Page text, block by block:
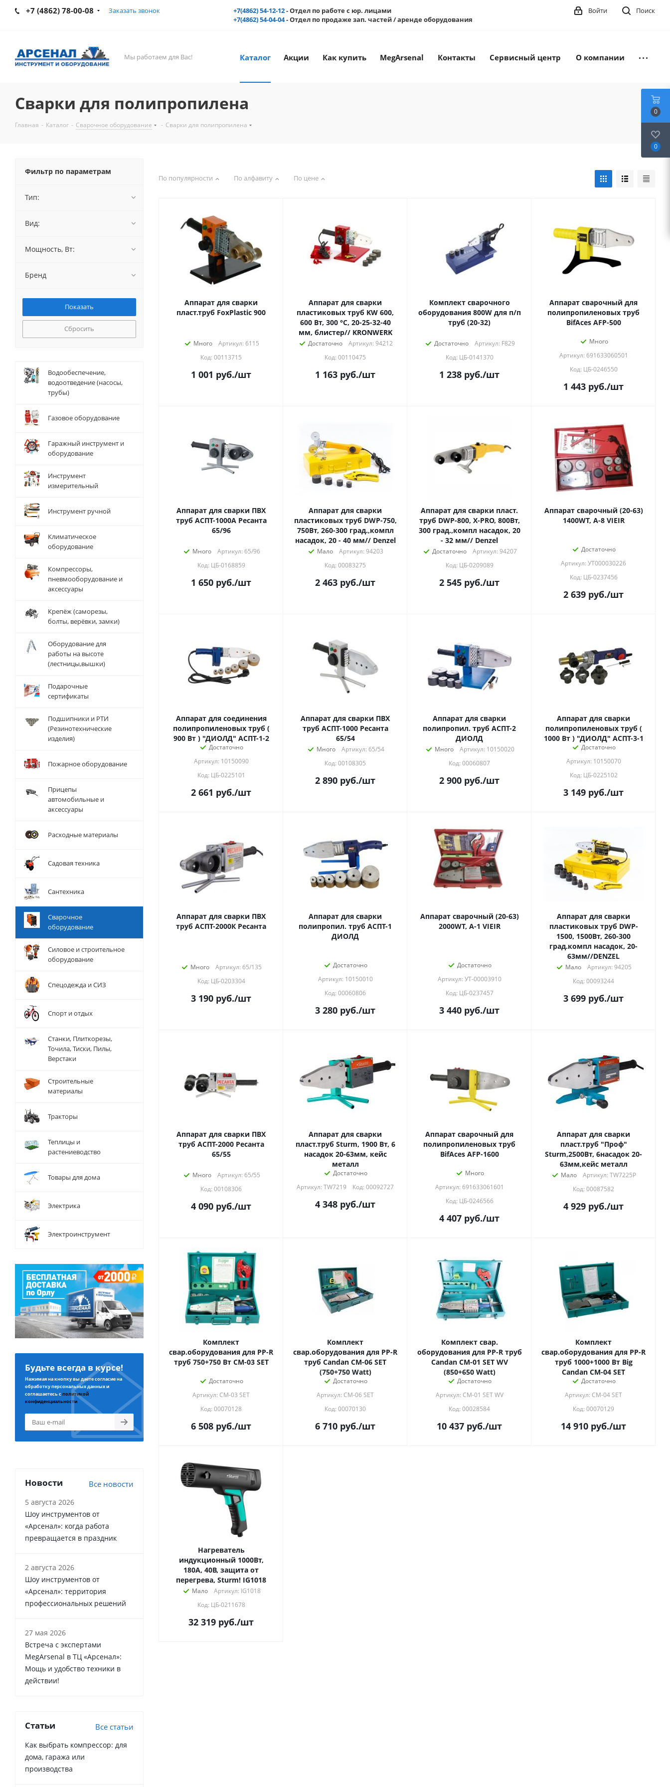
+7 (4862) 78-00-08 Заказать звонок +7(4862) 54-12-12- Отдел по работе с юр. лицами
+7(4862) 54-04-04- Отдел по продаже зап. частей / аренде оборудования
Поиск
Войти
Мы работаем для Вас! Каталог Акции Как купить MegArsenal Контакты Сервисный центр О компании
Сварки для полипропилена
Главная - Каталог - Сварочное оборудование - Сварки для полипропилена
По популярности По алфавиту По цене
Аппарат для сварки
пласт.труб FoxPlastic 900
Много
Артикул: 6115
Код: 00113715
1 001 руб./шт
Аппарат для сварки
пластиковых труб KW 600,
600 Вт, 300 °C, 20-25-32-40
мм, блистер// KRONWERK
Достаточно
Артикул: 94212
Код: 00110475
1 163 руб./шт
Комплект сварочного
оборудования 800W для п/п
труб (20-32)
Достаточно
Артикул: F829
Код: ЦБ-0141370
1 238 руб./шт
Аппарат сварочный для
полипропиленовых труб
BifAces AFP-500
Много
Артикул: 691633060501
Код: ЦБ-0246550
1 443 руб./шт
Аппарат для сварки ПВХ
труб АСПТ-1000А Ресанта
65/96
Много
Артикул: 65/96
Код: ЦБ-0168859
1 650 руб./шт
Аппарат для сварки
пластиковых труб DWP-750,
750Вт, 260-300 град.,компл
насадок, 20 - 40 мм// Denzel
Мало
Артикул: 94203
Код: 00083275
2 463 руб./шт
Аппарат для сварки пласт.
труб DWP-800, Х-PRO, 800Вт,
300 град.,компл насадок, 20
- 32 мм// Denzel
Достаточно
Артикул: 94207
Код: ЦБ-0209089
2 545 руб./шт
Аппарат сварочный (20-63)
1400WT, А-8 VIEIR
Достаточно
Артикул: УТ000030226
Код: ЦБ-0237456
2 639 руб./шт
Аппарат для соединения
полипропиленовых труб (
900 Вт ) "ДИОЛД" АСПТ-1-2
Достаточно
Артикул: 10150090
Код: ЦБ-0225101
2 661 руб./шт
Аппарат для сварки ПВХ
труб АСПТ-1000 Ресанта
65/54
Много
Артикул: 65/54
Код: 00108305
2 890 руб./шт
Аппарат для сварки
полипропил. труб АСПТ-2
ДИОЛД
Много
Артикул: 10150020
Код: 00060807
2 900 руб./шт
Аппарат для сварки
полипропиленовых труб (
1000 Вт ) "ДИОЛД" АСПТ-3-1
Достаточно
Артикул: 10150070
Код: ЦБ-0225102
3 149 руб./шт
Аппарат для сварки ПВХ
труб АСПТ-2000К Ресанта
Много
Артикул: 65/135
Код: ЦБ-0203304
3 190 руб./шт
Аппарат для сварки
полипропил. труб АСПТ-1
ДИОЛД
Достаточно
Артикул: 10150010
Код: 00060806
3 280 руб./шт
Аппарат сварочный (20-63)
2000WT, А-1 VIEIR
Достаточно
Артикул: УТ-00003910
Код: ЦБ-0237457
3 440 руб./шт
Аппарат для сварки
пластиковых труб DWP-
1500, 1500Вт, 260-300
град.компл насадок, 20-
63мм//DENZEL
Мало
Артикул: 94205
Код: 00093244
3 699 руб./шт
Аппарат для сварки ПВХ
труб АСПТ-2000 Ресанта
65/55
Много
Артикул: 65/55
Код: 00108306
4 090 руб./шт
Аппарат для сварки
пласт.труб Sturm, 1900 Вт, 6
насадок 20-63мм, кейс
металл
Достаточно
Артикул: TW7219
Код: 00092727
4 348 руб./шт
Аппарат сварочный для
полипропиленовых труб
BifAces AFP-1600
Много
Артикул: 691633061601
Код: ЦБ-0246566
4 407 руб./шт
Аппарат для сварки
пласт.труб "Проф"
Sturm,2500Вт, 6насадок 20-
63мм,кейс металл
Мало
Артикул: TW7225P
Код: 00087582
4 929 руб./шт
Комплект
свар.оборудования для PP-R
труб 750+750 Вт CM-03 SET
Достаточно
Артикул: CM-03 SET
Код: 00070128
6 508 руб./шт
Комплект
свар.оборудования для PP-R
труб Candan CM-06 SET
(750+750 Watt)
Достаточно
Артикул: CM-06 SET
Код: 00070130
6 710 руб./шт
Комплект свар.
оборудования для PP-R труб
Candan CM-01 SET WV
(850+650 Watt)
Достаточно
Артикул: CM-01 SET WV
Код: 00028584
10 437 руб./шт
Комплект
свар.оборудования для PP-R
труб 1000+1000 Вт Big
Candan CM-04 SET
Достаточно
Артикул: CM-04 SET
Код: 00070129
14 910 руб./шт
Нагреватель
индукционный 1000Вт,
180А, 40В, защита от
перегрева, Sturm! IG1018
Мало
Артикул: IG1018
Код: ЦБ-0211678
32 319 руб./шт
Фильтр по параметрам
Тип:
Вид:
Мощность, Вт:
Бренд
Сбросить
Водообеспечение,
водоотведение (насосы,
трубы)
Газовое оборудование
Гаражный инструмент и
оборудование
Инструмент
измерительный
Инструмент ручной
Климатическое
оборудование
Компрессоры,
пневмооборудование и
аксессуары
Крепёж (саморезы,
болты, верёвки, замки)
Оборудование для
работы на высоте
(лестницы,вышки)
Подарочные
сертификаты
Подшипники и РТИ
(Резинотехнические
изделия)
Пожарное оборудование
Прицепы
автомобильные и
аксессуары
Расходные материалы
Садовая техника
Сантехника
Сварочное
оборудование
Силовое и строительное
оборудование
Спецодежда и СИЗ
Спорт и отдых
Станки, Плиткорезы,
Точила, Тиски, Пилы,
Верстаки
Строительные
материалы
Тракторы
Теплицы и
растениеводство
Товары для дома
Электрика
Электроинструмент
Будьте всегда в курсе!
Нажимая на кнопку вы даете согласие на
обработку персональных данных и
соглашаетесь сполитикой
конфиденциальности
Новости Все новости
5 августа 2026
Шоу инструментов от
«Арсенал»: когда работа
превращается в праздник
2 августа 2026
Шоу инструментов от
«Арсенал»: территория
профессиональных решений
27 мая 2026
Встреча с экспертами
MegArsenal в ТЦ «Арсенал»:
Мощь и удобство техники в
действии!
Статьи Все статьи
Как выбрать компрессор: для
дома, гаража или
производства
0
0